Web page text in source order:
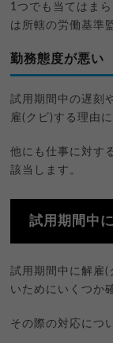
1つでも当てはま
は所轄の労働基準
勤務態度が悪い
試用期間中の遅刻
雇(クビ)する理由に
他にも仕事に対す
該当します。
試用期間中
試用期間中に解雇(
いためにいくつか
その際の対応につ